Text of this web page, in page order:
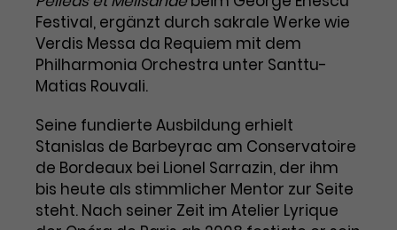
Anbieter Google Analytics
Laufzeit 1 Minute
Zweck
gesetztes Cookie. Bestimmte
Daten werden nur maximal einmal
pro Minute an Google Analytics
gesendet. Solange es gesetzt ist,
werden bestimmte
Datenübertragungen
Laufzeit 3 Monate
Dieses Cookie wird verwendet, um
Nutzerinteraktionen mit
Remarketing-Funktionen
bereitzustellen.
Name IDE
Festival, ergänzt durch sakrale Werke wie
Verdis Messa da Requiem mit dem
Philharmonia Orchestra unter Santtu-
Matias Rouvali.
Seine fundierte Ausbildung erhielt
Stanislas de Barbeyrac am Conservatoire
de Bordeaux bei Lionel Sarrazin, der ihm
bis heute als stimmlicher Mentor zur Seite
steht. Nach seiner Zeit im Atelier Lyrique